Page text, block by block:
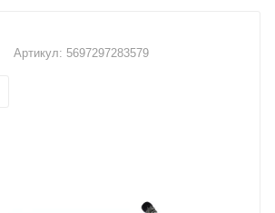
Артикул: 5697297283579